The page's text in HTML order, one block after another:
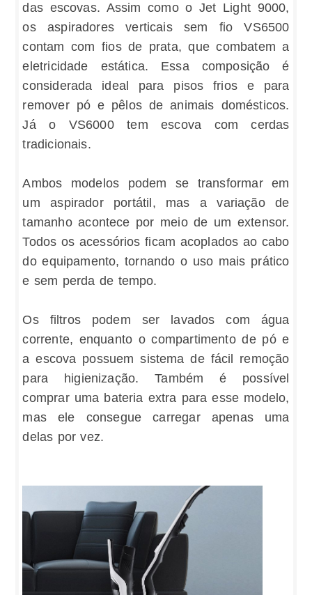
das escovas. Assim como o Jet Light 9000,
os aspiradores verticais sem fio VS6500
contam com fios de prata, que combatem a
eletricidade estática. Essa composição é
considerada ideal para pisos frios e para
remover pó e pêlos de animais domésticos.
Já o VS6000 tem escova com cerdas
tradicionais.
Ambos modelos podem se transformar em
um aspirador portátil, mas a variação de
tamanho acontece por meio de um extensor.
Todos os acessórios ficam acoplados ao cabo
do equipamento, tornando o uso mais prático
e sem perda de tempo.
Os filtros podem ser lavados com água
corrente, enquanto o compartimento de pó e
a escova possuem sistema de fácil remoção
para higienização. Também é possível
comprar uma bateria extra para esse modelo,
mas ele consegue carregar apenas uma
delas por vez.